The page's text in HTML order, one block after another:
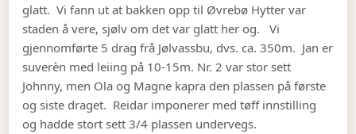
glatt. Vi fann ut at bakken opp til Øvrebø Hytter var
staden å vere, sjølv om det var glatt her og. Vi
gjennomførte 5 drag frå Jølvassbu, dvs. ca. 350m. Jan er
suverèn med leiing på 10-15m. Nr. 2 var stor sett
Johnny, men Ola og Magne kapra den plassen på første
og siste draget. Reidar imponerer med tøff innstilling
og hadde stort sett 3/4 plassen undervegs.